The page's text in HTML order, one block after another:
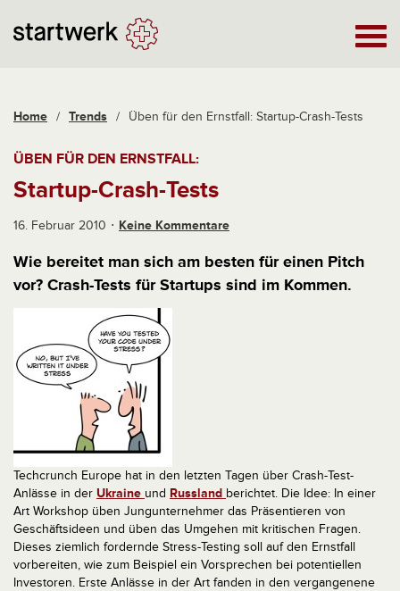
Home / Trends / Üben für den Ernstfall: Startup-Crash-Tests
ÜBEN FÜR DEN ERNSTFALL:
Startup-Crash-Tests
16. Februar 2010 Keine Kommentare
Wie bereitet man sich am besten für einen Pitch
vor? Crash-Tests für Startups sind im Kommen.
Techcrunch Europe hat in den letzten Tagen über Crash-Test-
Anlässe in der Ukraine und Russland berichtet. Die Idee: In einer
Art Workshop üben Jungunternehmer das Präsentieren von
Geschäftsideen und üben das Umgehen mit kritischen Fragen.
Dieses ziemlich fordernde Stress-Testing soll auf den Ernstfall
vorbereiten, wie zum Beispiel ein Vorsprechen bei potentiellen
Investoren. Erste Anlässe in der Art fanden in den vergangenene